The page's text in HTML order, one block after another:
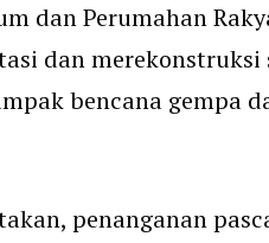
dan Perumahan
dan
bencana gempa
penanganan